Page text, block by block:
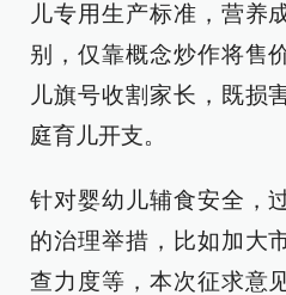
儿专用生产标准，营养
别，仅靠概念炒作将售
儿旗号收割家长，既损
庭育儿开支。
针对婴幼儿辅食安全，
的治理举措，比如加大
查力度等，本次征求意